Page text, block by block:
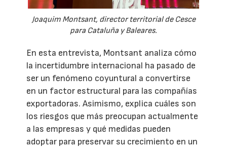
Joaquim Montsant, director territorial de Cesce
para Cataluña y Baleares.
En esta entrevista, Montsant analiza cómo
la incertidumbre internacional ha pasado de
ser un fenómeno coyuntural a convertirse
en un factor estructural para las compañías
exportadoras. Asimismo, explica cuáles son
los riesgos que más preocupan actualmente
a las empresas y qué medidas pueden
adoptar para preservar su crecimiento en un